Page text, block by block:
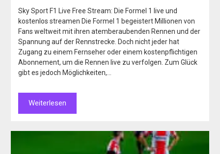
Sky Sport F1 Live Free Stream: Die Formel 1 live und
kostenlos streamen Die Formel 1 begeistert Millionen von
Fans weltweit mit ihren atemberaubenden Rennen und der
Spannung auf der Rennstrecke. Doch nicht jeder hat
Zugang zu einem Fernseher oder einem kostenpflichtigen
Abonnement, um die Rennen live zu verfolgen. Zum Glück
gibt es jedoch Möglichkeiten,…
Weiterlesen